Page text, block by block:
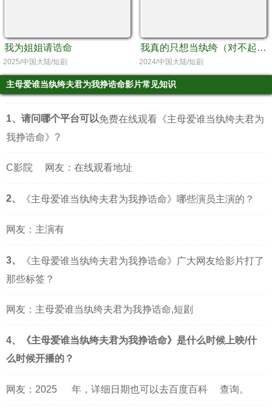
我为姐姐请诰命
2025/中国大陆/短剧
我真的只想当纨绔（对不起，本少高高在下）
2024/中国大陆/短剧
主母爱谁当纨绔夫君为我挣诰命影片常见知识
1、请问哪个平台可以免费在线观看《主母爱谁当纨绔夫君为
我挣诰命》?
C影院 网友：在线观看地址
2、 《主母爱谁当纨绔夫君为我挣诰命》哪些演员主演的？
网友：主演有
3、
《主母爱谁当纨绔夫君为我挣诰命》广大网友给影片打了
那些标签？
网友：主母爱谁当纨绔夫君为我挣诰命,短剧
4、《主母爱谁当纨绔夫君为我挣诰命》是什么时候上映/什
么时候开播的？
网友： 2025 年，详细日期也可以去百度百科 查询。